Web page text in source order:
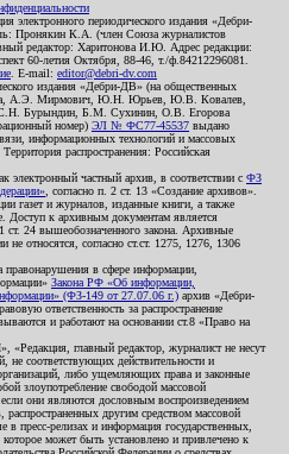
электронного периодического издания «Дебри-
Пронякин К.А. (член Союза журналистов
редактор: Харитонова И.Ю. Адрес редакции:
60-летия Октября, 88-46, т./ф.84212296081.
. E-mail: editor@debri-dv.com
издания «Дебри-ДВ» (на общественных
А.Э. Мирмович, Ю.Н. Юрьев, Ю.В. Ковалев,
Бурындин, Б.М. Сухинин, О.В. Егорова
номер) ЭЛ № ФС77-45537 выдано
информационных технологий и массовых
распространения: Российская
частный архив, в соответствии с ФЗ
, согласно п. 2 ст. 13 «Создание архивов».
газет и журналов, изданные книги, а также
Доступ к архивным документам является
ст. 24 вышеобозначенного закона. Архивные
не относятся, согласно ст.ст. 1275, 1276, 1306
правонарушения в сфере информации,
Закона РФ «Об информации,
(ФЗ-149 от 27.07.06 г.) архив «Дебри-
ответственность за распространение
и работают на основании ст.8 «Право на
главный редактор, журналист не несут
не соответствующих действительности и
либо ущемляющих права и законные
злоупотребление свободой массовой
они являются дословным воспроизведением
другим средством массовой
пресс-релизах и информация государственных,
может быть установлено и привлечено к